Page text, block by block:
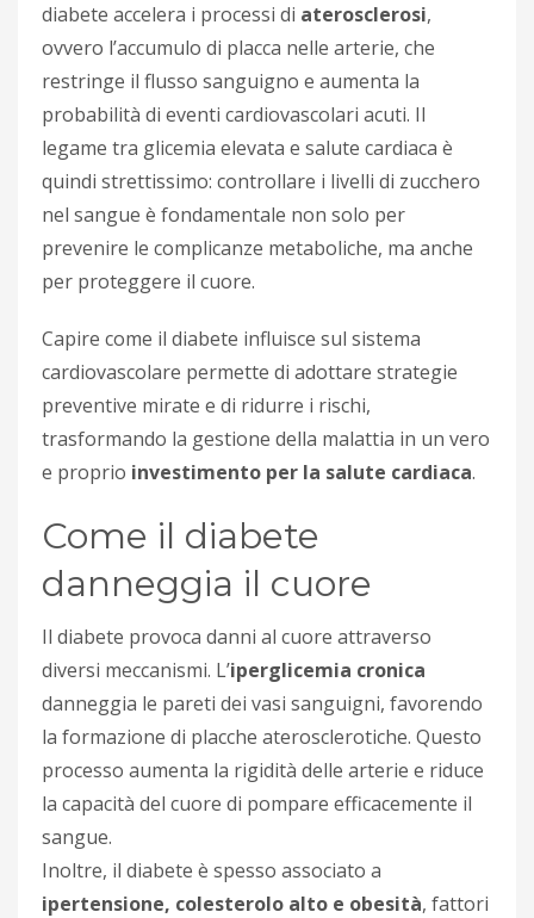
diabete accelera i processi di aterosclerosi,
ovvero l’accumulo di placca nelle arterie, che
restringe il flusso sanguigno e aumenta la
probabilità di eventi cardiovascolari acuti. Il
legame tra glicemia elevata e salute cardiaca è
quindi strettissimo: controllare i livelli di zucchero
nel sangue è fondamentale non solo per
prevenire le complicanze metaboliche, ma anche
per proteggere il cuore.
Capire come il diabete influisce sul sistema
cardiovascolare permette di adottare strategie
preventive mirate e di ridurre i rischi,
trasformando la gestione della malattia in un vero
e proprio investimento per la salute cardiaca.
Come il diabete
danneggia il cuore
Il diabete provoca danni al cuore attraverso
diversi meccanismi. L’iperglicemia cronica
danneggia le pareti dei vasi sanguigni, favorendo
la formazione di placche aterosclerotiche. Questo
processo aumenta la rigidità delle arterie e riduce
la capacità del cuore di pompare efficacemente il
sangue.
Inoltre, il diabete è spesso associato a
ipertensione, colesterolo alto e obesità, fattori